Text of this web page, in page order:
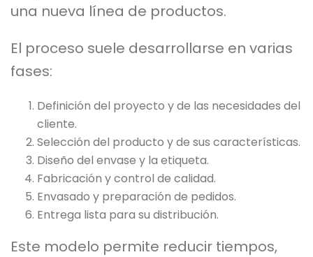
una nueva línea de productos.
El proceso suele desarrollarse en varias
fases:
Definición del proyecto y de las necesidades del
cliente.
Selección del producto y de sus características.
Diseño del envase y la etiqueta.
Fabricación y control de calidad.
Envasado y preparación de pedidos.
Entrega lista para su distribución.
Este modelo permite reducir tiempos,